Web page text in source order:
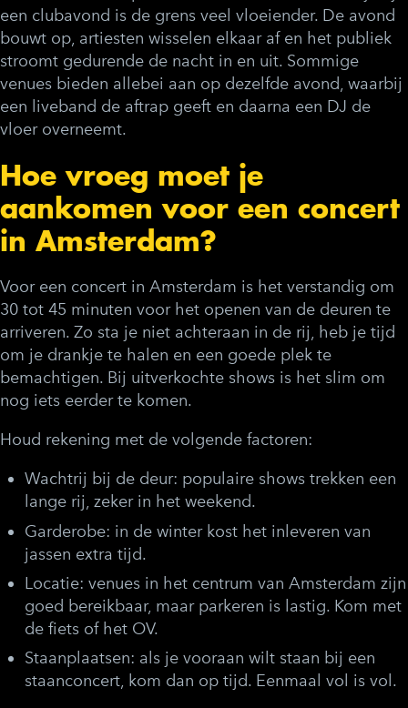
een clubavond is de grens veel vloeiender. De avond
bouwt op, artiesten wisselen elkaar af en het publiek
stroomt gedurende de nacht in en uit. Sommige
venues bieden allebei aan op dezelfde avond, waarbij
een liveband de aftrap geeft en daarna een DJ de
vloer overneemt.
Hoe vroeg moet je
aankomen voor een concert
in Amsterdam?
Voor een concert in Amsterdam is het verstandig om
30 tot 45 minuten voor het openen van de deuren te
arriveren. Zo sta je niet achteraan in de rij, heb je tijd
om je drankje te halen en een goede plek te
bemachtigen. Bij uitverkochte shows is het slim om
nog iets eerder te komen.
Houd rekening met de volgende factoren:
Wachtrij bij de deur: populaire shows trekken een
lange rij, zeker in het weekend.
Garderobe: in de winter kost het inleveren van
jassen extra tijd.
Locatie: venues in het centrum van Amsterdam zijn
goed bereikbaar, maar parkeren is lastig. Kom met
de fiets of het OV.
Staanplaatsen: als je vooraan wilt staan bij een
staanconcert, kom dan op tijd. Eenmaal vol is vol.